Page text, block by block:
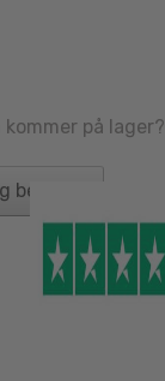
på lager?
besked